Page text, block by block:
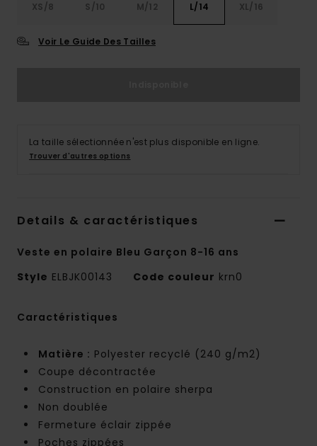
XS/8 S/10 M/12 L/14 XL/16
Voir Le Guide Des Tailles
La taille sélectionnée n'est plus disponible en ligne.
Trouver d'autres options
Details & caractéristiques
Veste en polaire Bleu Garçon 8-16 ans
Style ELBJK00143 Code couleur krn0
Caractéristiques
Matière : Polyester recyclé (240 g/m2)
Coupe décontractée
Construction en polaire sherpa
Non doublée
Fermeture éclair zippée
Poches zippées